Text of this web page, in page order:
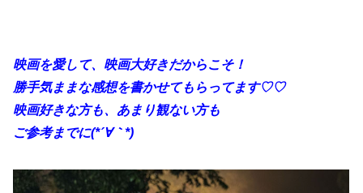
映画を愛して、映画大好きだからこそ！
勝手気ままな感想を書かせてもらってます♡♡
映画好きな方も、あまり観ない方も
ご参考までに(*´∀｀*)